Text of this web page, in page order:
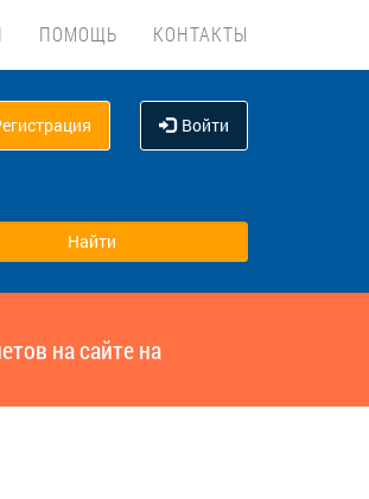
ПОМОЩЬ КОНТАКТЫ
Войти
на сайте на